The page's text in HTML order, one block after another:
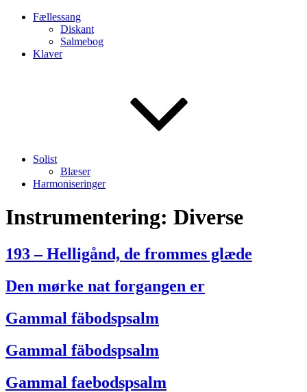
Fællessang
Diskant
Salmebog
Klaver
Solist
Blæser
Harmoniseringer
Instrumentering: Diverse
193 – Helligånd, de frommes glæde
Den mørke nat forgangen er
Gammal fäbodspsalm
Gammal fäbodspsalm
Gammal faebodspsalm